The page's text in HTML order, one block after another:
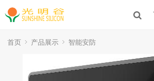
新闻动态
首页 产品展示 智能安防